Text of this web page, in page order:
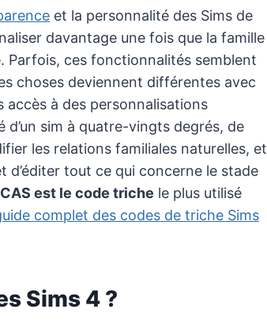
et la personnalité des Sims de
davantage une fois que la famille
Parfois, ces fonctionnalités semblent
choses deviennent différentes avec
accès à des personnalisations
sim à quatre-vingts degrés, de
les relations familiales naturelles, et
d’éditer tout ce qui concerne le stade
CAS est le code triche le plus utilisé
complet des codes de triche Sims
Sims 4 ?